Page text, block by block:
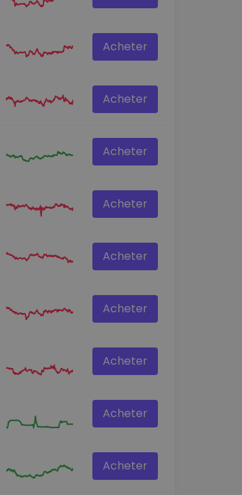
Acheter
Acheter
Acheter
Acheter
Acheter
Acheter
Acheter
Acheter
Acheter